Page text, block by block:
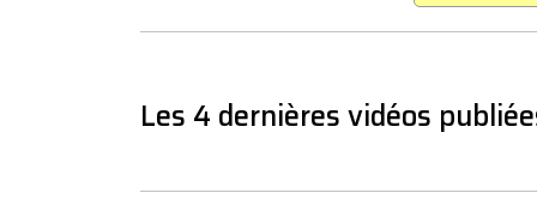
Les 4 dernières vidéos